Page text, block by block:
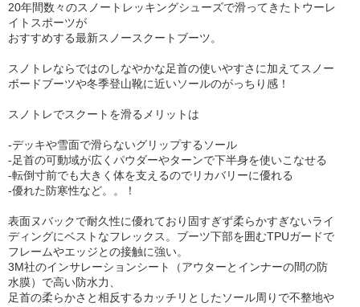
20年間数々のスノートレッキングシューズで滑ってきたトウーレ
イトスポーツが
おすすめする最新スノースクートブーツ。
スノトレならではのしなやかな足首の使いやすさに加えてスノー
ボードブーツや冬季登山靴に近いソールのがっちり感！
スノトレでスクートを滑るメリットは
-デッキや雪面で滑らないグリップするソール
-足首の可動域が広くパウダーやターンで下半身を使いこなせる
-転倒寸前でも大きく体を支えるのでリカバリーに優れる
-優れた防寒性など。。！
表面ヌバックで耐久性に優れており固すぎず柔らかすぎないライ
ディングにベストなフレックス。ブーツ下部を囲むTPUガードで
フレームやエッジとの接触に強い。
3M社のインサレーションシート（アウターとインナーの間の防
水膜）で高い防水力、
足首の柔らかさと相反するカッチリとしたソール周りで不整地や